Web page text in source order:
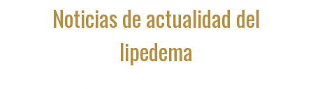
Noticias de actualidad del
lipedema